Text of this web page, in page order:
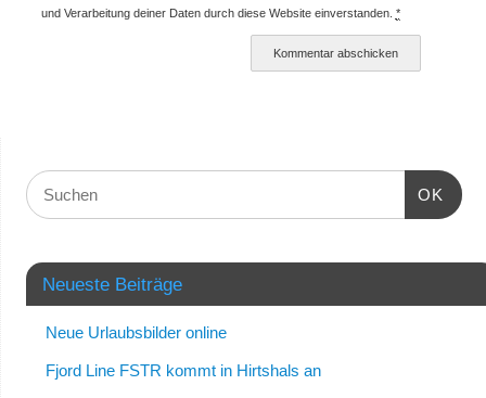
und Verarbeitung deiner Daten durch diese Website einverstanden. *
OK
Neueste Beiträge
Neue Urlaubsbilder online
Fjord Line FSTR kommt in Hirtshals an